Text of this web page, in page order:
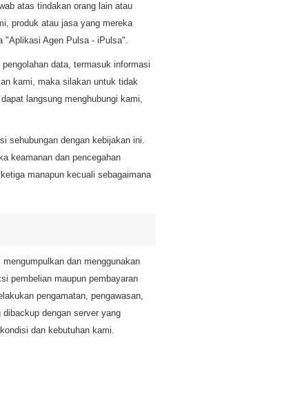
atas tindakan orang lain atau
produk atau jasa yang mereka
"Aplikasi Agen Pulsa - iPulsa".
data, termasuk informasi
kami, maka silakan untuk tidak
langsung menghubungi kami,
sehubungan dengan kebijakan ini.
keamanan dan pencegahan
manapun kecuali sebagaimana
dan menggunakan
pembelian maupun pembayaran
pengamatan, pengawasan,
dengan server yang
dan kebutuhan kami.